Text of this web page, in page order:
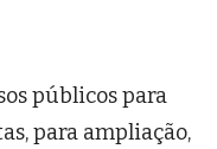
públicos para
para ampliação,